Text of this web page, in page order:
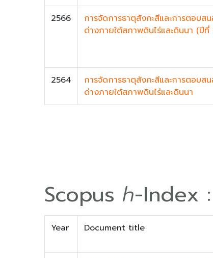
2566
การจัดการธาตุสังกะสีและการตอบส
ด่างภายใต้สภาพดินไร่และดินนา (ปีที่
2564
การจัดการธาตุสังกะสีและการตอบส
ด่างภายใต้สภาพดินไร่และดินนา
Scopus h-Index
Year Document title